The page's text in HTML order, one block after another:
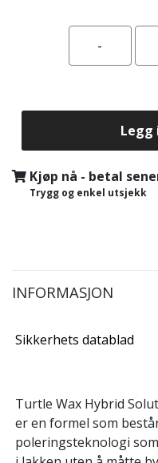
Legg
Kjøp nå - betal
Trygg og enkel utsjekk
INFORMASJON
Sikkerhets datablad
Turtle Wax Hybrid
er en formel som
poleringsteknologi